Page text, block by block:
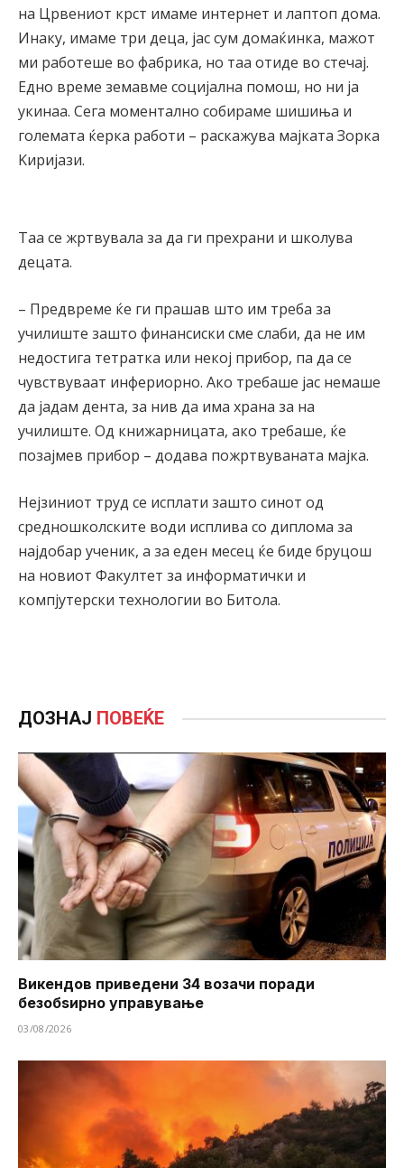
на Црвениот крст имаме интернет и лаптоп дома.
Инаку, имаме три деца, јас сум домаќинка, мажот
ми работеше во фабрика, но таа отиде во стечај.
Едно време земавме социјална помош, но ни ја
укинаа. Сега моментално собираме шишиња и
големата ќерка работи – раскажува мајката Зорка
Kиријази.
Таа се жртвувала за да ги прехрани и школува
децата.
– Предвреме ќе ги прашав што им треба за
училиште зашто финансиски сме слаби, да не им
недостига тетратка или некој прибор, па да се
чувствуваат инфериорно. Ако требаше јас немаше
да јадам дента, за нив да има храна за на
училиште. Од книжарницата, ако требаше, ќе
позајмев прибор – додава пожртвуваната мајка.
Нејзиниот труд се исплати зашто синот од
средношколските води исплива со диплома за
најдобар ученик, а за еден месец ќе биде бруцош
на новиот Факултет за информатички и
компјутерски технологии во Битола.
ДОЗНАЈ ПОВЕЌЕ
Викендов приведени 34 возачи поради
безобѕирно управување
03/08/2026